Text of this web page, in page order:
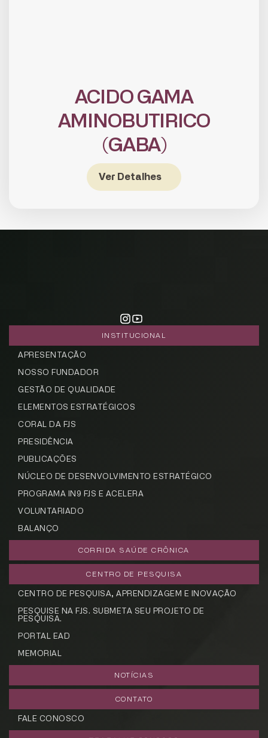
ACIDO GAMA
AMINOBUTIRICO
(GABA)
Ver Detalhes
INSTITUCIONAL
APRESENTAÇÃO
NOSSO FUNDADOR
GESTÃO DE QUALIDADE
ELEMENTOS ESTRATÉGICOS
CORAL DA FJS
PRESIDÊNCIA
PUBLICAÇÕES
NÚCLEO DE DESENVOLVIMENTO ESTRATÉGICO
PROGRAMA IN9 FJS E ACELERA
VOLUNTARIADO
BALANÇO
CORRIDA SAÚDE CRÔNICA
CENTRO DE PESQUISA
CENTRO DE PESQUISA, APRENDIZAGEM E INOVAÇÃO
PESQUISE NA FJS. SUBMETA SEU PROJETO DE
PESQUISA.
PORTAL EAD
MEMORIAL
NOTÍCIAS
CONTATO
FALE CONOSCO
CADASTRE-SE
receba notícias da Fundação José
Silveira em seu e-mail.